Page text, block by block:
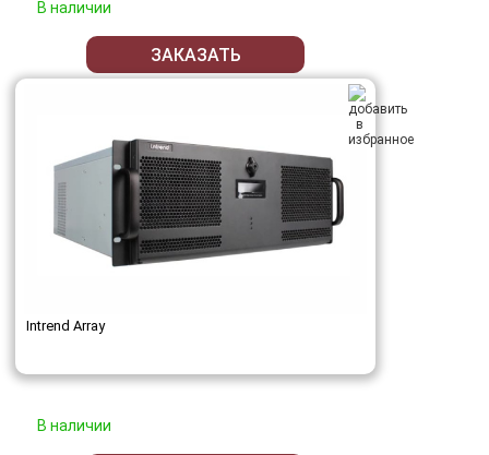
В наличии
ЗАКАЗАТЬ
Intrend Array
В наличии